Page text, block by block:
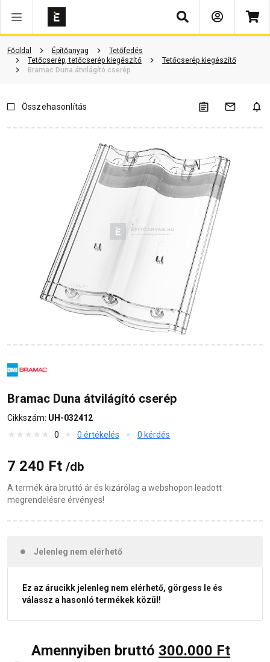
Keresés
Főoldal Építőanyag
Tetőfedés
Tetőcserép, tetőcserép kiegészítő
Tetőcserép kiegészítő
Bramac Duna átvilágító cserép
Vásárlói vélemények Kérdések és válaszok Kapcsolódó cikkek
Összehasonlítás
Bramac Duna átvilágító cserép
Cikkszám: UH-032412
0
0 értékelés 0 kérdés
7 240 Ft /db
A termék ára bruttó ár és kizárólag a webshopon leadott
megrendelésre érvényes!
Jelenleg nem elérhető
Ez az árucikk jelenleg nem elérhető, görgess le és
válassz a hasonló termékek közül!
Amennyiben bruttó 300.000 Ft